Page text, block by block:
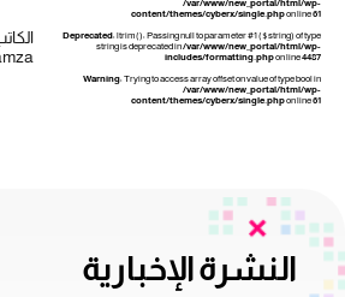
/var/www/new_portal/html/wp-
content/themes/cyberx/single.phpon line61
Deprecated: ltrim(): Passing null to parameter #1 ($string) of type
string is deprecated in/var/www/new_portal/html/wp-
includes/formatting.phpon line4487
Warning: Trying to access array offset on value of type bool in
/var/www/new_portal/html/wp-
content/themes/cyberx/single.phpon line61
النشرة الإخبارية